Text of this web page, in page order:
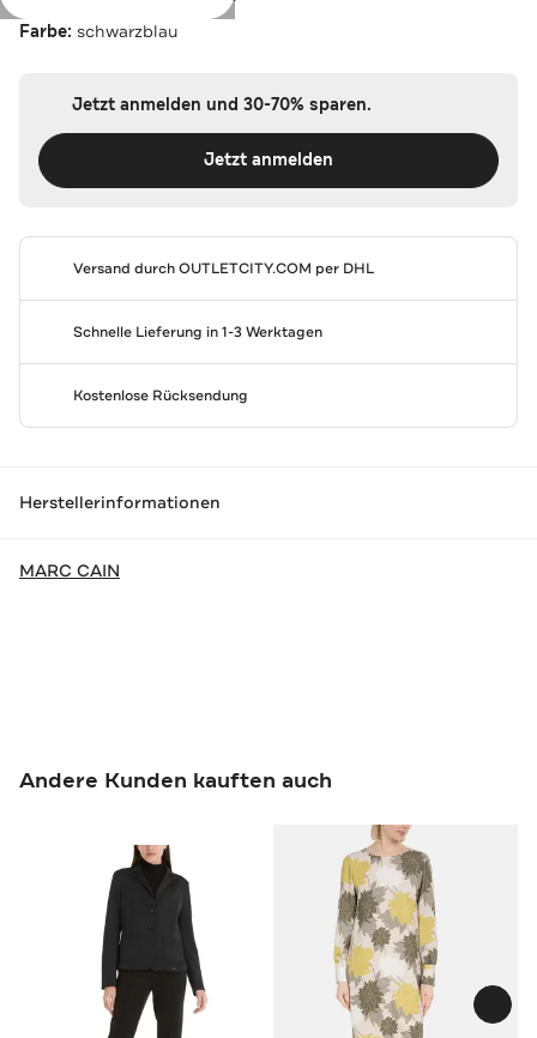
Farbe: schwarzblau
Jetzt anmelden und 30-70% sparen.
Jetzt anmelden
Versand durchOUTLETCITY.COM per DHL
Schnelle Lieferung in 1-3 Werktagen
Kostenlose Rücksendung
Herstellerinformationen
MARC CAIN
Andere Kunden kauften auch